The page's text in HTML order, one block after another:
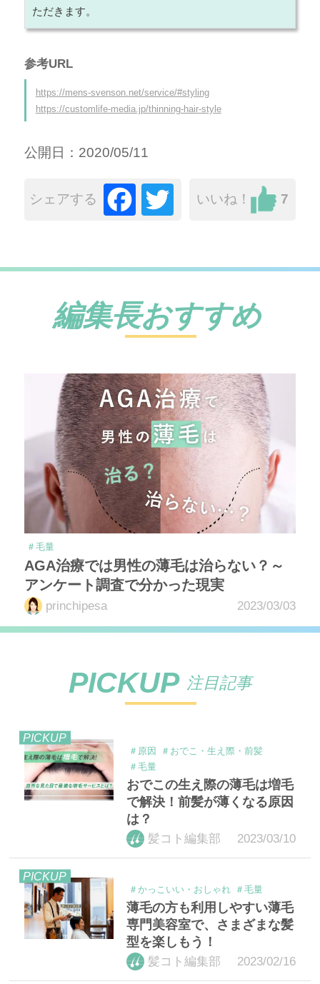
ただきます。
参考URL
https://mens-svenson.net/service/#styling
https://customlife-media.jp/thinning-hair-style
公開日：2020/05/11
シェアする Facebook
Twitter
いいね！ 7
編集長おすすめ
＃毛量
AGA治療では男性の薄毛は治らない？～
アンケート調査で分かった現実
princhipesa 2023/03/03
PICKUP 注目記事
PICKUP
＃原因
＃おでこ・生え際・前髪
＃毛量
おでこの生え際の薄毛は増毛
で解決！前髪が薄くなる原因
は？
髪コト編集部
2023/03/10
PICKUP
＃かっこいい・おしゃれ ＃毛量
薄毛の方も利用しやすい薄毛
専門美容室で、さまざまな髪
型を楽しもう！
髪コト編集部
2023/02/16